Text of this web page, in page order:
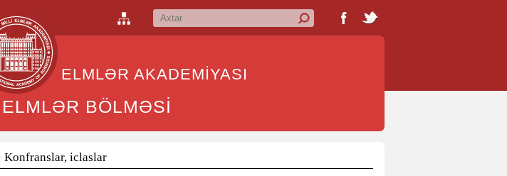
ELMLƏR AKADEMİYASI
BÖLMƏSİ
Konfranslar, iclaslar